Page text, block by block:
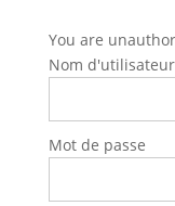
You are
Nom
Mot de passe